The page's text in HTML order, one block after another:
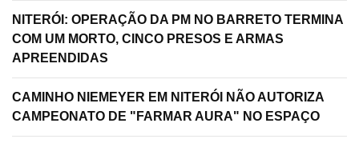
NITERÓI: OPERAÇÃO DA PM NO BARRETO TERMINA
COM UM MORTO, CINCO PRESOS E ARMAS
APREENDIDAS
CAMINHO NIEMEYER EM NITERÓI NÃO AUTORIZA
CAMPEONATO DE "FARMAR AURA" NO ESPAÇO